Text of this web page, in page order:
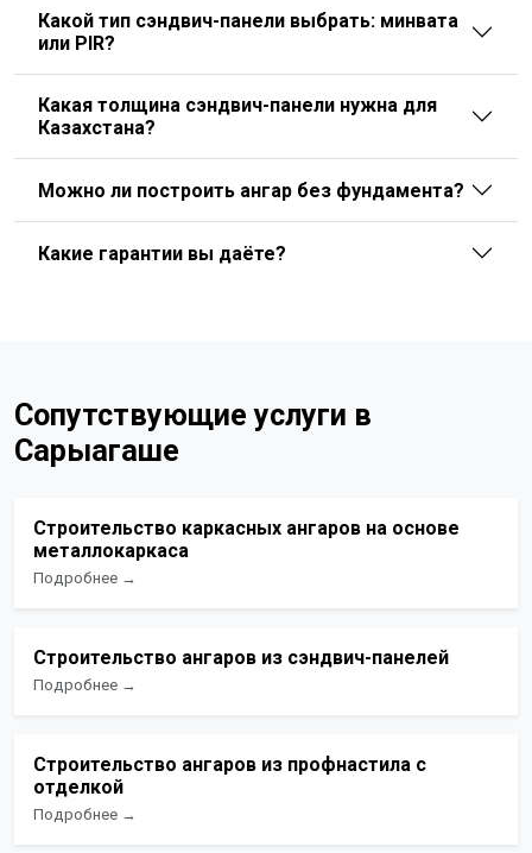
Какой тип сэндвич-панели выбрать: минвата
или PIR?
Какая толщина сэндвич-панели нужна для
Казахстана?
Можно ли построить ангар без фундамента?
Какие гарантии вы даёте?
Сопутствующие услуги в
Сарыагаше
Строительство каркасных ангаров на основе
металлокаркаса
Подробнее →
Строительство ангаров из сэндвич-панелей
Подробнее →
Строительство ангаров из профнастила с
отделкой
Подробнее →